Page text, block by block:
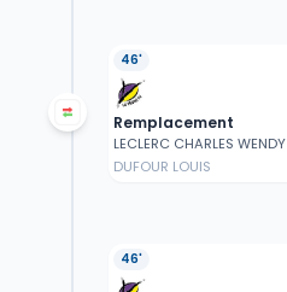
46'
Remplacement
LECLERC CHARLES WENDY
DUFOUR LOUIS
46'